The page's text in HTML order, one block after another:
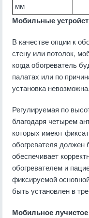
мм
Мобильные
В качестве опции к
стену или потолок,
когда обогреватель
палатах или по
установка невозможна.
Регулируемая по
благодаря четырем
которых имеют
обогревателя должен
обеспечивает
обогревателем и
фиксируемой
быть установлен в
Мобильное